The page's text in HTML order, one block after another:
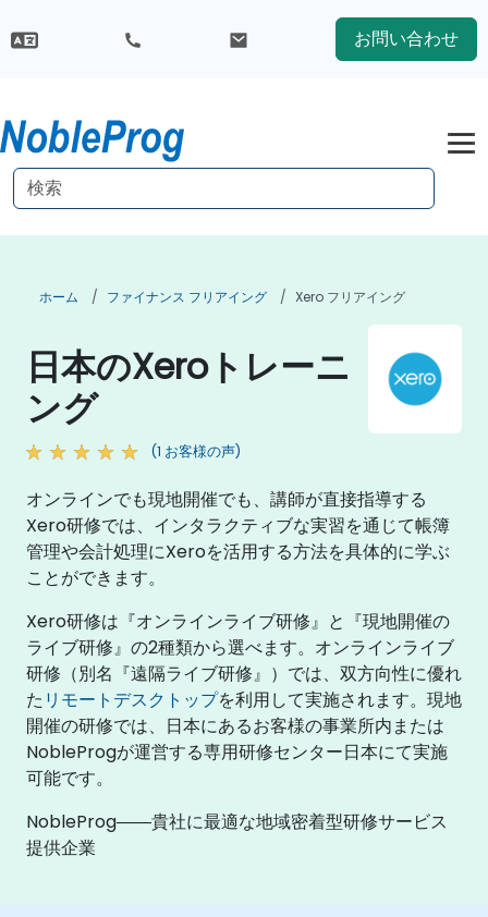
お問い合わせ
ホーム ファイナンス フリアイング Xero フリアイング
日本のXeroトレーニ
ング
(1 お客様の声)
オンラインでも現地開催でも、講師が直接指導する
Xero研修では、インタラクティブな実習を通じて帳簿
管理や会計処理にXeroを活用する方法を具体的に学ぶ
ことができます。
Xero研修は『オンラインライブ研修』と『現地開催の
ライブ研修』の2種類から選べます。オンラインライブ
研修（別名『遠隔ライブ研修』）では、双方向性に優れ
たリモートデスクトップを利用して実施されます。現地
開催の研修では、日本にあるお客様の事業所内または
NobleProgが運営する専用研修センター日本にて実施
可能です。
NobleProg――貴社に最適な地域密着型研修サービス
提供企業